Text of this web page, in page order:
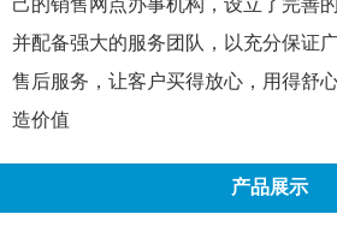
己的销售网点办事机构，设立了完善
并配备强大的服务团队，以充分保证
售后服务，让客户买得放心，用得舒
造价值
产品展示